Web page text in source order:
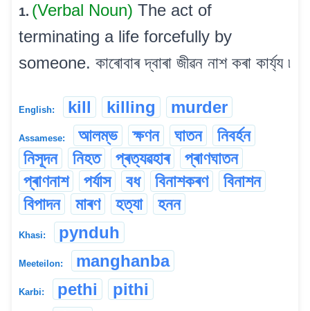
1. (Verbal Noun) The act of
terminating a life forcefully by
someone. কাৰোবাৰ দ্বাৰা জীৱন নাশ কৰা কাৰ্য্য ৷
English: kill killing murder
Assamese: আলম্ভ ক্ষণন ঘাতন
নিবৰ্হন
নিসূদন
নিহত প্ৰত্যৱহাৰ
প্ৰাণঘাতন
প্ৰাণনাশ
পৰ্যাস বধ বিনাশকৰণ
বিনাশন
বিপাদন
মাৰণ হত্যা হনন
Khasi: pynduh
Meeteilon: manghanba
Karbi: pethi pithi